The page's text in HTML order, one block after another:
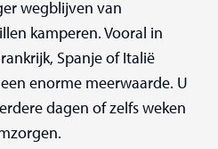
wegblijven van
kamperen. Vooral in
Spanje of Italië
enorme meerwaarde. U
dagen of zelfs weken